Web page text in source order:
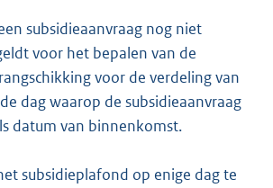
subsidieaanvraag nog niet
voor het bepalen van de
voor de verdeling van
dag waarop de subsidieaanvraag
datum van binnenkomst.
subsidieplafond op enige dag te